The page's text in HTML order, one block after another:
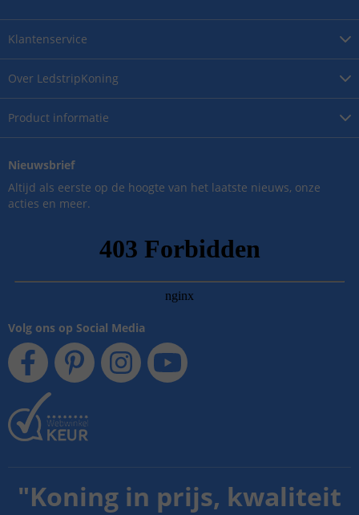
Over LedstripKoning
Product informatie
Klantenservice
Nieuwsbrief
Altijd als eerste op de hoogte van het laatste nieuws, onze
acties en meer.
Volg ons op Social Media
"Koning in prijs, kwaliteit